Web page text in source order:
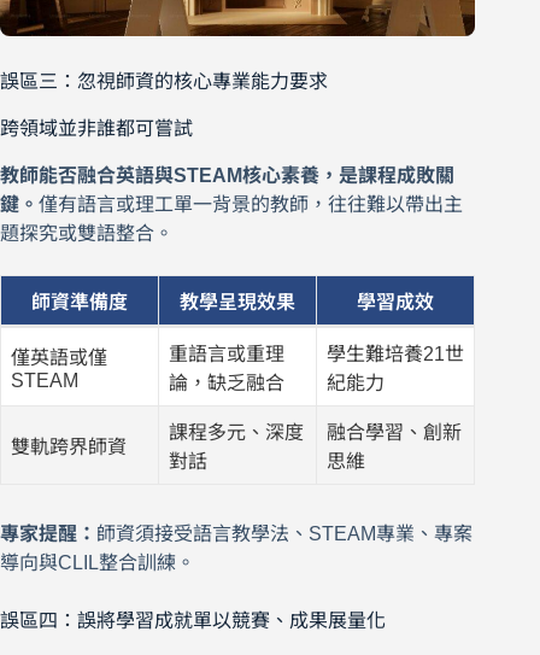
誤區三：忽視師資的核心專業能力要求
跨領域並非誰都可嘗試
教師能否融合英語與STEAM核心素養，是課程成敗關
鍵。 僅有語言或理工單一背景的教師，往往難以帶出主
題探究或雙語整合。
師資準備度 教學呈現效果 學習成效
僅英語或僅
STEAM
重語言或重理
論，缺乏融合
學生難培養21世
紀能力
雙軌跨界師資
課程多元、深度
對話
融合學習、創新
思維
專家提醒： 師資須接受語言教學法、STEAM專業、專案
導向與CLIL整合訓練。
誤區四：誤將學習成就單以競賽、成果展量化